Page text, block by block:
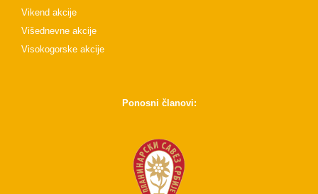
Vikend akcije
Višednevne akcije
Visokogorske akcije
Ponosni članovi: